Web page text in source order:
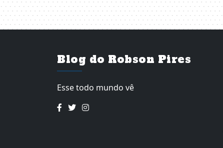
Blog do Robson Pires
Esse todo mundo vê